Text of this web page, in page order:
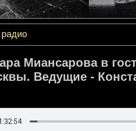
Миансарова в
Ведущие -